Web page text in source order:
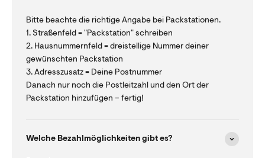
Bitte beachte die richtige Angabe bei Packstationen.
1. Straßenfeld = "Packstation" schreiben
2. Hausnummernfeld = dreistellige Nummer deiner
gewünschten Packstation
3. Adresszusatz = Deine Postnummer
Danach nur noch die Postleitzahl und den Ort der
Packstation hinzufügen – fertig!
Welche Bezahlmöglichkeiten gibt es?